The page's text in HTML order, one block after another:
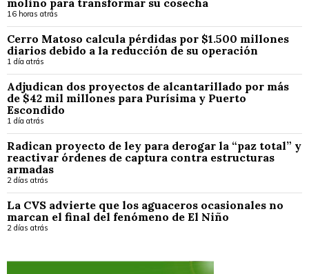
16 horas atrás
Cerro Matoso calcula pérdidas por $1.500 millones
diarios debido a la reducción de su operación
1 día atrás
Adjudican dos proyectos de alcantarillado por más
de $42 mil millones para Purísima y Puerto
Escondido
1 día atrás
Radican proyecto de ley para derogar la “paz total” y
reactivar órdenes de captura contra estructuras
armadas
2 días atrás
La CVS advierte que los aguaceros ocasionales no
marcan el final del fenómeno de El Niño
2 días atrás